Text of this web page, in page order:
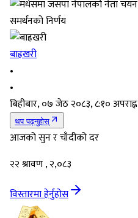
बाह्रखरी
•
•
बिहीबार, ०७ जेठ २०८३, ८:१० अपराह्न
थप पढ्नुहोस्
आजको सुन र चाँदीको दर
२२ श्रावण , २,०८३
विस्तारमा हेर्नुहोस